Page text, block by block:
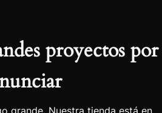
proyectos por
grande. Nuestra tienda está en